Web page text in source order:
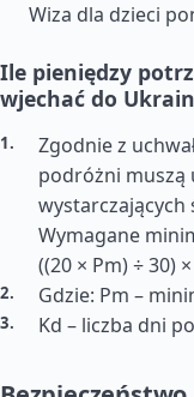
Wiza dla dzieci
Ile pieniędzy
wjechać do
Zgodnie z
podróżni muszą
Wymagane
((20 × Pm) ÷ 30)
Gdzie: Pm –
Kd – liczba dni